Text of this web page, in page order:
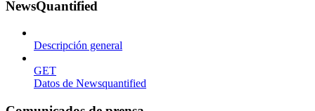
NewsQuantified
Descripción general
GET
Datos de Newsquantified